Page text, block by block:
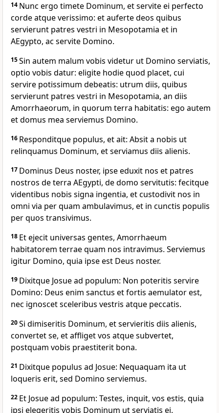
14 Nunc ergo timete Dominum, et servite ei perfecto
corde atque verissimo: et auferte deos quibus
servierunt patres vestri in Mesopotamia et in
AEgypto, ac servite Domino.
15Sin autem malum vobis videtur ut Domino serviatis,
optio vobis datur: eligite hodie quod placet, cui
servire potissimum debeatis: utrum diis, quibus
servierunt patres vestri in Mesopotamia, an diis
Amorrhaeorum, in quorum terra habitatis: ego autem
et domus mea serviemus Domino.
16 Responditque populus, et ait: Absit a nobis ut
relinquamus Dominum, et serviamus diis alienis.
17 Dominus Deus noster, ipse eduxit nos et patres
nostros de terra AEgypti, de domo servitutis: fecitque
videntibus nobis signa ingentia, et custodivit nos in
omni via per quam ambulavimus, et in cunctis populis
per quos transivimus.
18 Et ejecit universas gentes, Amorrhaeum
habitatorem terrae quam nos intravimus. Serviemus
igitur Domino, quia ipse est Deus noster.
19 Dixitque Josue ad populum: Non poteritis servire
Domino: Deus enim sanctus et fortis aemulator est,
nec ignoscet sceleribus vestris atque peccatis.
20Si dimiseritis Dominum, et servieritis diis alienis,
convertet se, et affliget vos atque subvertet,
postquam vobis praestiterit bona.
21 Dixitque populus ad Josue: Nequaquam ita ut
loqueris erit, sed Domino serviemus.
22 Et Josue ad populum: Testes, inquit, vos estis, quia
ipsi elegeritis vobis Dominum ut serviatis ei.